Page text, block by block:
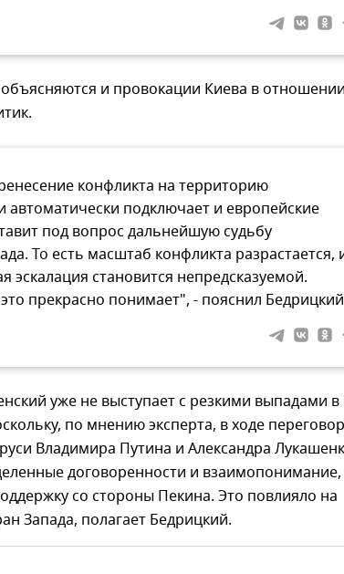
и провокации Киева в
конфликта на территорию
автоматически подключает и европейские
под вопрос дальнейшую судьбу
То есть масштаб конфликта разрастается,
эскалация становится непредсказуемой.
прекрасно понимает", - пояснил
уже не выступает с резкими выпадами в
по мнению эксперта, в ходе
Владимира Путина и Александра
договоренности и взаимопонимание,
со стороны Пекина. Это повлияло на
Запада, полагает Бедрицкий.